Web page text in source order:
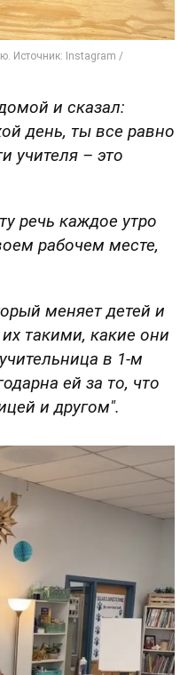
и сказал:
день, ты все равно
учителя – это
речь каждое утро
рабочем месте,
меняет детей и
такими, какие они
в 1-м
ей за то, что
и другом".